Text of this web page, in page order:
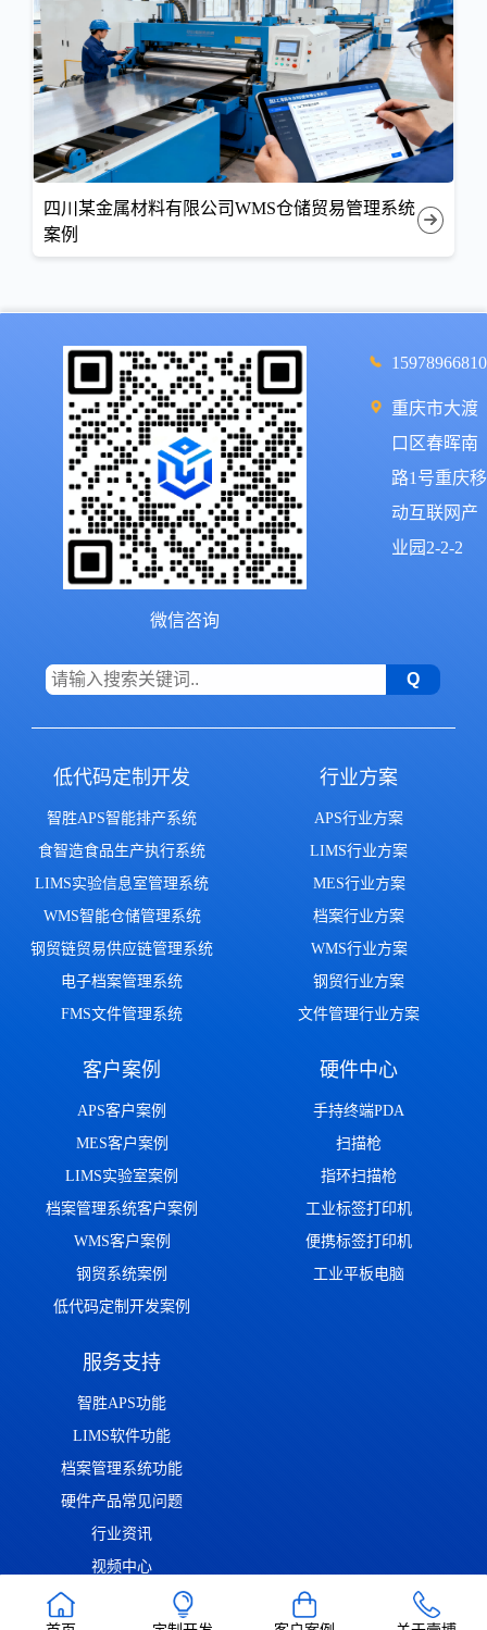
四川某金属材料有限公司WMS仓储贸易管理系统
案例
微信咨询
15978966810
重庆市大渡
口区春晖南
路1号重庆移
动互联网产
业园2-2-2
低代码定制开发
智胜APS智能排产系统
食智造食品生产执行系统
LIMS实验信息室管理系统
WMS智能仓储管理系统
钢贸链贸易供应链管理系统
电子档案管理系统
FMS文件管理系统
行业方案
APS行业方案
LIMS行业方案
MES行业方案
档案行业方案
WMS行业方案
钢贸行业方案
文件管理行业方案
客户案例
APS客户案例
MES客户案例
LIMS实验室案例
档案管理系统客户案例
WMS客户案例
钢贸系统案例
低代码定制开发案例
硬件中心
手持终端PDA
扫描枪
指环扫描枪
工业标签打印机
便携标签打印机
工业平板电脑
服务支持
智胜APS功能
LIMS软件功能
档案管理系统功能
硬件产品常见问题
行业资讯
视频中心